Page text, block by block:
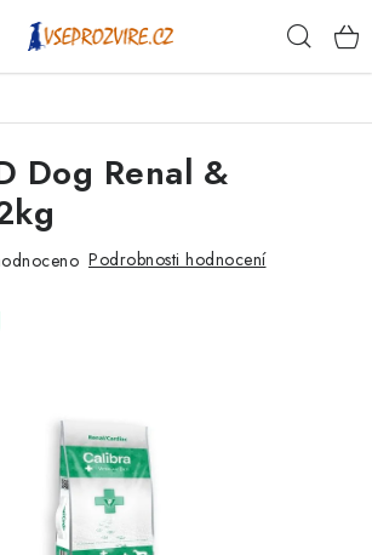
PTÁCI
Dog Renal &
Podrobnosti hodnocení